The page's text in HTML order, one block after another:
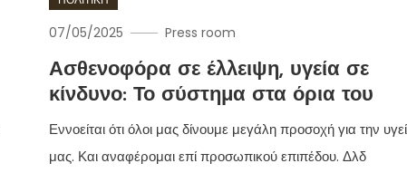
07/05/2025 Press room
Ασθενοφόρα σε έλλειψη, υγεία σε
κίνδυνο: Το σύστημα στα όρια του
Εννοείται ότι όλοι μας δίνουμε μεγάλη προσοχή για την
μας. Και αναφέρομαι επί προσωπικού επιπέδου. Δλδ